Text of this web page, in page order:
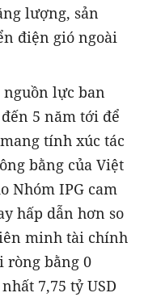
lượng, sản
điện gió ngoài
nguồn lực ban
5 năm tới để
tính xúc tác
bằng của Việt
Nhóm IPG cam
hấp dẫn hơn so
minh tài chính
ròng bằng 0
7,75 tỷ USD